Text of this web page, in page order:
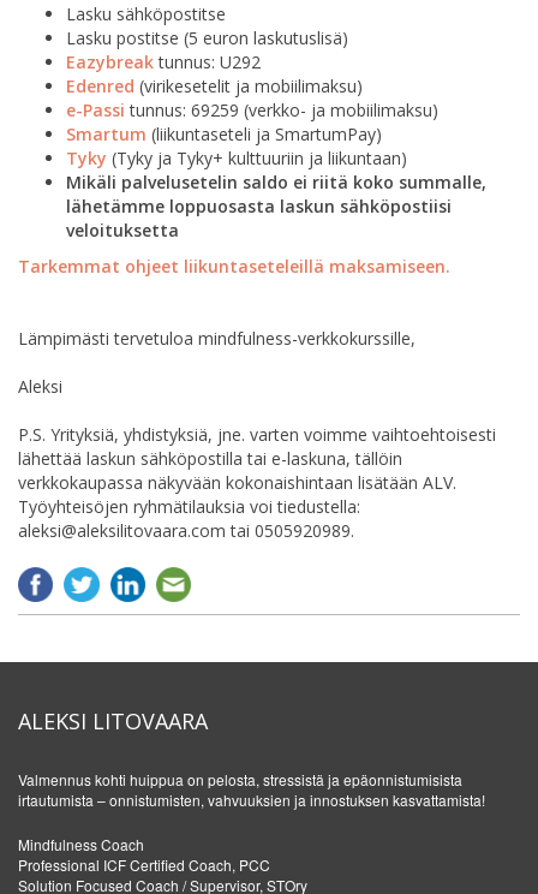
Lasku sähköpostitse
Lasku postitse (5 euron laskutuslisä)
Eazybreaktunnus: U292
Edenred (virikesetelit ja mobiilimaksu)
e-Passi tunnus: 69259 (verkko- ja mobiilimaksu)
Smartum (liikuntaseteli ja SmartumPay)
Tyky (Tyky ja Tyky+ kulttuuriin ja liikuntaan)
Mikäli palvelusetelin saldo ei riitä koko summalle,
lähetämme loppuosasta laskun sähköpostiisi
veloituksetta
Tarkemmat ohjeet liikuntaseteleillä maksamiseen.
Lämpimästi tervetuloa mindfulness-verkkokurssille,
Aleksi
P.S. Yrityksiä, yhdistyksiä, jne. varten voimme vaihtoehtoisesti
lähettää laskun sähköpostilla tai e-laskuna, tällöin
verkkokaupassa näkyvään kokonaishintaan lisätään ALV.
Työyhteisöjen ryhmätilauksia voi tiedustella:
aleksi@aleksilitovaara.com tai 0505920989.
ALEKSI LITOVAARA
Valmennus kohti huippua on pelosta, stressistä ja epäonnistumisista
irtautumista – onnistumisten, vahvuuksien ja innostuksen kasvattamista!
Mindfulness Coach
Professional ICF Certified Coach, PCC
Solution Focused Coach / Supervisor, STOry